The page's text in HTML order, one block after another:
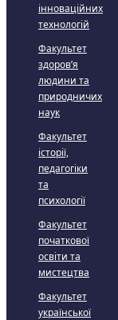
інноваційних
технологій
Факультет
здоров’я
людини та
природничих
наук
Факультет
історії,
педагогіки
та
психології
Факультет
початкової
освіти та
мистецтва
Факультет
української